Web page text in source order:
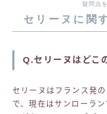
疑問点
セリーヌに関
Q.セリーヌはどこ
セリーヌはフランス発
で、現在はサンローラ